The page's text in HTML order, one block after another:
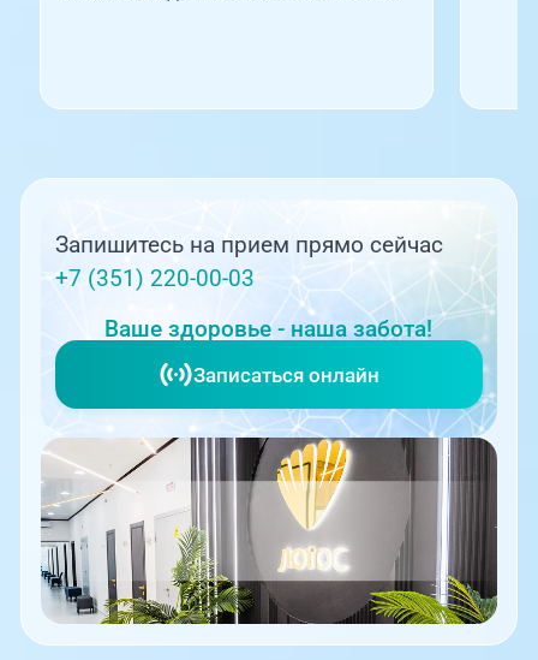
Запишитесь на прием прямо сейчас
+7 (351) 220-00-03
Ваше здоровье - наша забота!
Записаться онлайн